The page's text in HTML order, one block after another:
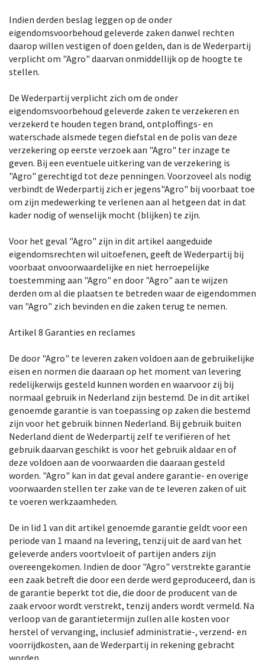
Indien derden beslag leggen op de onder
eigendomsvoorbehoud geleverde zaken danwel rechten
daarop willen vestigen of doen gelden, dan is de Wederpartij
verplicht om "Agro" daarvan onmiddellijk op de hoogte te
stellen.
De Wederpartij verplicht zich om de onder
eigendomsvoorbehoud geleverde zaken te verzekeren en
verzekerd te houden tegen brand, ontploffings- en
waterschade alsmede tegen diefstal en de polis van deze
verzekering op eerste verzoek aan "Agro" ter inzage te
geven. Bij een eventuele uitkering van de verzekering is
"Agro" gerechtigd tot deze penningen. Voorzoveel als nodig
verbindt de Wederpartij zich er jegens"Agro" bij voorbaat toe
om zijn medewerking te verlenen aan al hetgeen dat in dat
kader nodig of wenselijk mocht (blijken) te zijn.
Voor het geval "Agro" zijn in dit artikel aangeduide
eigendomsrechten wil uitoefenen, geeft de Wederpartij bij
voorbaat onvoorwaardelijke en niet herroepelijke
toestemming aan "Agro" en door "Agro" aan te wijzen
derden om al die plaatsen te betreden waar de eigendommen
van "Agro" zich bevinden en die zaken terug te nemen.
Artikel 8 Garanties en reclames
De door "Agro" te leveren zaken voldoen aan de gebruikelijke
eisen en normen die daaraan op het moment van levering
redelijkerwijs gesteld kunnen worden en waarvoor zij bij
normaal gebruik in Nederland zijn bestemd. De in dit artikel
genoemde garantie is van toepassing op zaken die bestemd
zijn voor het gebruik binnen Nederland. Bij gebruik buiten
Nederland dient de Wederpartij zelf te verifiëren of het
gebruik daarvan geschikt is voor het gebruik aldaar en of
deze voldoen aan de voorwaarden die daaraan gesteld
worden. "Agro" kan in dat geval andere garantie- en overige
voorwaarden stellen ter zake van de te leveren zaken of uit
te voeren werkzaamheden.
De in lid 1 van dit artikel genoemde garantie geldt voor een
periode van 1 maand na levering, tenzij uit de aard van het
geleverde anders voortvloeit of partijen anders zijn
overeengekomen. Indien de door "Agro" verstrekte garantie
een zaak betreft die door een derde werd geproduceerd, dan is
de garantie beperkt tot die, die door de producent van de
zaak ervoor wordt verstrekt, tenzij anders wordt vermeld. Na
verloop van de garantietermijn zullen alle kosten voor
herstel of vervanging, inclusief administratie-, verzend- en
voorrijdkosten, aan de Wederpartij in rekening gebracht
worden.